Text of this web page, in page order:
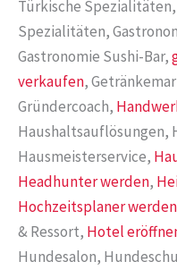
Türkische
Spezialitäten,
Gastronomie Sushi-Bar,
verkaufen,
Gründercoach,
Haushaltsauflösungen,
Hausmeisterservice,
Headhunter werden,
Hochzeitsplaner werden
& Ressort, Hotel
Hundesalon,